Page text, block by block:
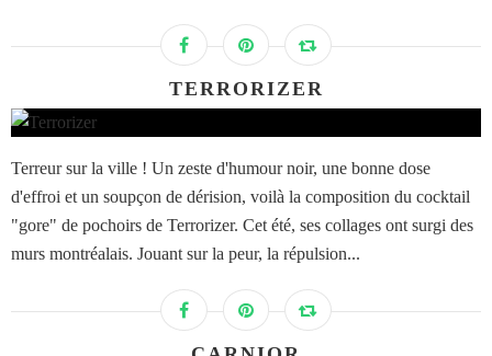
TERRORIZER
Terreur sur la ville ! Un zeste d'humour noir, une bonne dose
d'effroi et un soupçon de dérision, voilà la composition du cocktail
"gore" de pochoirs de Terrorizer. Cet été, ses collages ont surgi des
murs montréalais. Jouant sur la peur, la répulsion...